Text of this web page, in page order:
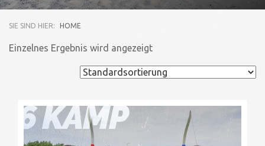
SIE SIND HIER: HOME
Einzelnes Ergebnis wird angezeigt
6 KAMP